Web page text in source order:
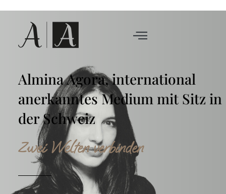
Almina Agora, international
anerkanntes Medium mit Sitz in
der Schweiz
Zwei Welten verbinden